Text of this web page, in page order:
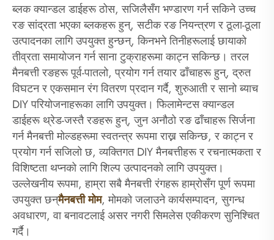
ब्लक क्यान्डल डाईहरू ठोस, सजिलैसँग भण्डारण गर्न सकिने उच्च
रङ सांद्रता भएका ब्लकहरू हुन्, सटीक रङ नियन्त्रण र ठूला-ठूला
उत्पादनका लागि उपयुक्त हुन्छन्, किनभने तिनीहरूलाई छायाको
तीव्रता समायोजन गर्न साना टुक्राहरूमा काट्न सकिन्छ। तरल
मैनबत्ती रङहरू पूर्व-पातलो, प्रयोग गर्न तयार ढाँचाहरू हुन्, द्रुत
विघटन र एकसमान रंग वितरण प्रदान गर्दै, शुरुआती र सानो ब्याच
DIY परियोजनाहरूका लागि उपयुक्त। फिलामेन्टस क्यान्डल
डाईहरू थ्रेड-जस्तै रङहरू हुन्, जुन अनौठो रङ ढाँचाहरू सिर्जना
गर्न मैनबत्ती मोल्डहरूमा स्वतन्त्र रूपमा राख्न सकिन्छ, र काट्न र
प्रयोग गर्न सजिलो छ, व्यक्तिगत DIY मैनबत्तीहरू र रचनात्मकता र
विशिष्टता थप्नको लागि शिल्प उत्पादनको लागि उपयुक्त।
उल्लेखनीय रूपमा, हाम्रा सबै मैनबत्ती रंगहरू हाम्रोसँग पूर्ण रूपमा
उपयुक्त छन्मैनबत्ती मोम, मोमको जलाउने कार्यसम्पादन, सुगन्ध
अवधारण, वा बनावटलाई असर नगरी सिमलेस एकीकरण सुनिश्चित
गर्दै।